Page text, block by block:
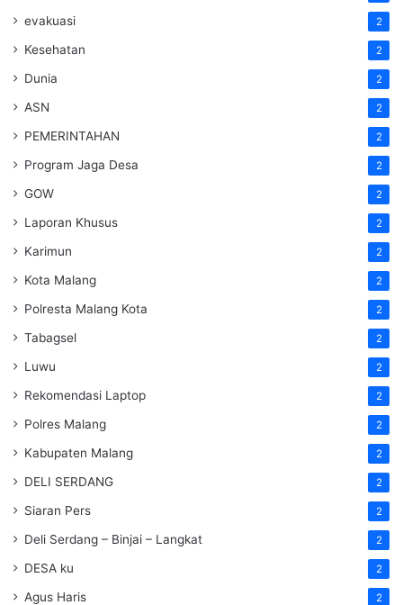
evakuasi 2
Kesehatan 2
Dunia 2
ASN 2
PEMERINTAHAN 2
Program Jaga Desa 2
GOW 2
Laporan Khusus 2
Karimun 2
Kota Malang 2
Polresta Malang Kota 2
Tabagsel 2
Luwu 2
Rekomendasi Laptop 2
Polres Malang 2
Kabupaten Malang 2
DELI SERDANG 2
Siaran Pers 2
Deli Serdang – Binjai – Langkat 2
DESA ku 2
Agus Haris 2